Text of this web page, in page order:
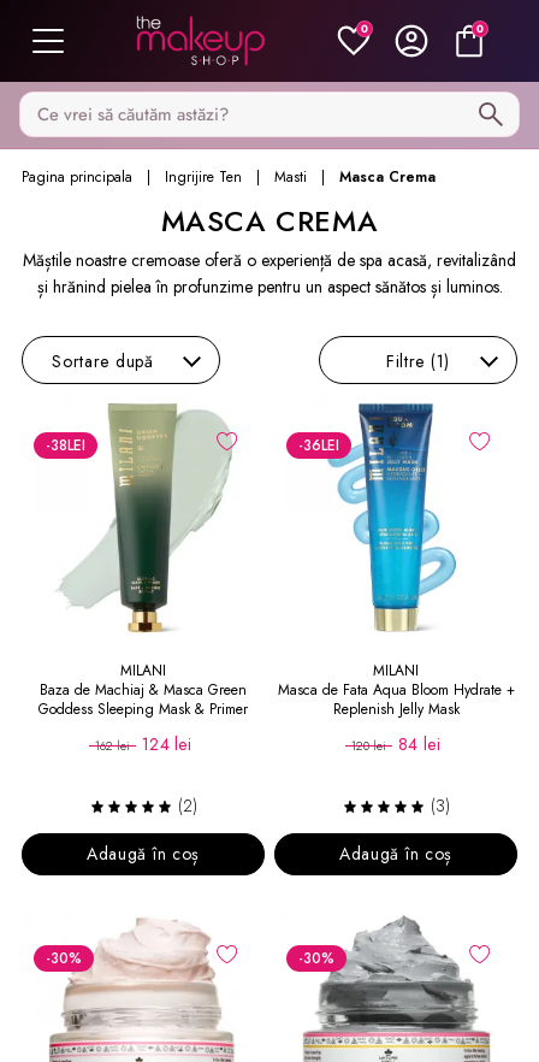
0 0
Caută pe MakeupShop
Pagina principala Ingrijire Ten Masti Masca Crema
MASCA CREMA
Măștile noastre cremoase oferă o experiență de spa acasă, revitalizând
și hrănind pielea în profunzime pentru un aspect sănătos și luminos.
Sortare după Filtre (1)
-38LEI
MILANI
Baza de Machiaj & Masca Green
Goddess Sleeping Mask & Primer
162 lei 124 lei
(2)
Adaugă în coș
-36LEI
MILANI
Masca de Fata Aqua Bloom Hydrate +
Replenish Jelly Mask
120 lei 84 lei
(3)
Adaugă în coș
-30% -30%